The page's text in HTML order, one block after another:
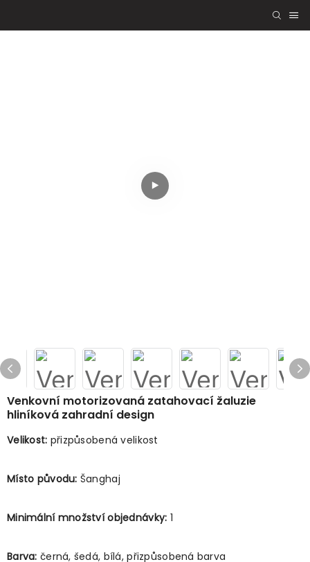
Venkovní motorizovaná zatahovací žaluzie
hliníková zahradní design
Velikost: přizpůsobená velikost
Místo původu: Šanghaj
Minimální množství objednávky: 1
Barva: černá, šedá, bílá, přizpůsobená barva